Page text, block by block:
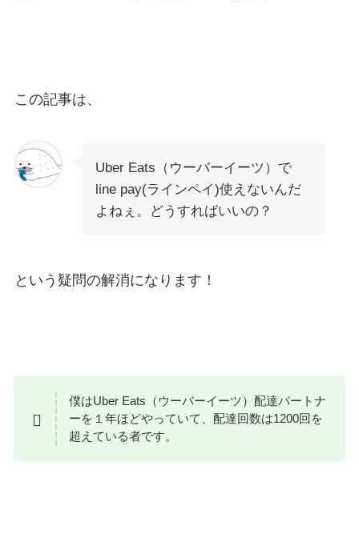
この記事は、
Uber Eats（ウーバーイーツ）で
line pay(ラインペイ)使えないんだ
よねぇ。どうすればいいの？
という疑問の解消になります！
僕はUber Eats（ウーバーイーツ）配達パートナ
ーを１年ほどやっていて、配達回数は1200回を
超えている者です。